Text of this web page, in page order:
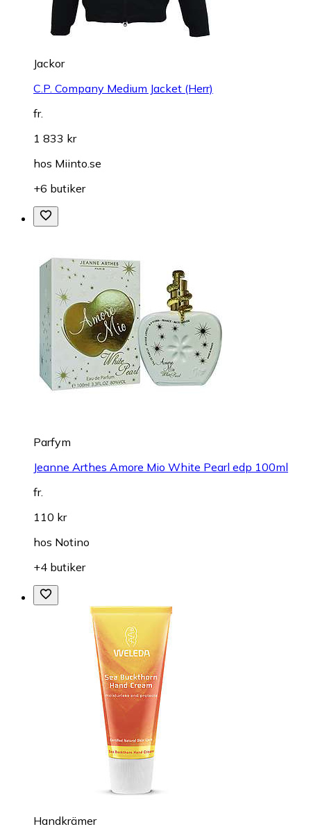
Jackor
C.P. Company Medium Jacket (Herr)
fr.
1 833 kr
hos Miinto.se
+6 butiker
Parfym
Jeanne Arthes Amore Mio White Pearl edp 100ml
fr.
110 kr
hos Notino
+4 butiker
Handkrämer